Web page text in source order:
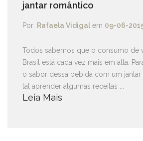
jantar romântico
Por: Rafaela Vidigal em 09-06-
Todos sabemos que o consumo de
Brasil está cada vez mais em alta.
o sabor dessa bebida com um
tal aprender algumas receitas ...
Leia Mais